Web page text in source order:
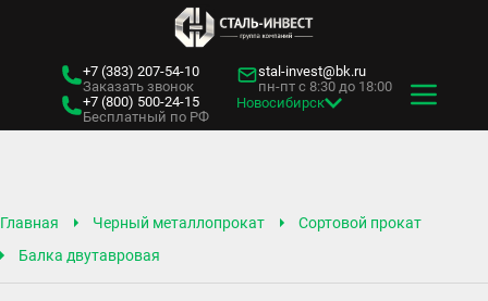
+7 (383) 207-54-10
Заказать звонок
+7 (800) 500-24-15
Бесплатный по РФ
stal-invest@bk.ru
пн-пт с 8:30 до 18:00
Новосибирск
Главная Черный металлопрокат
Сортовой прокат
Балка двутавровая